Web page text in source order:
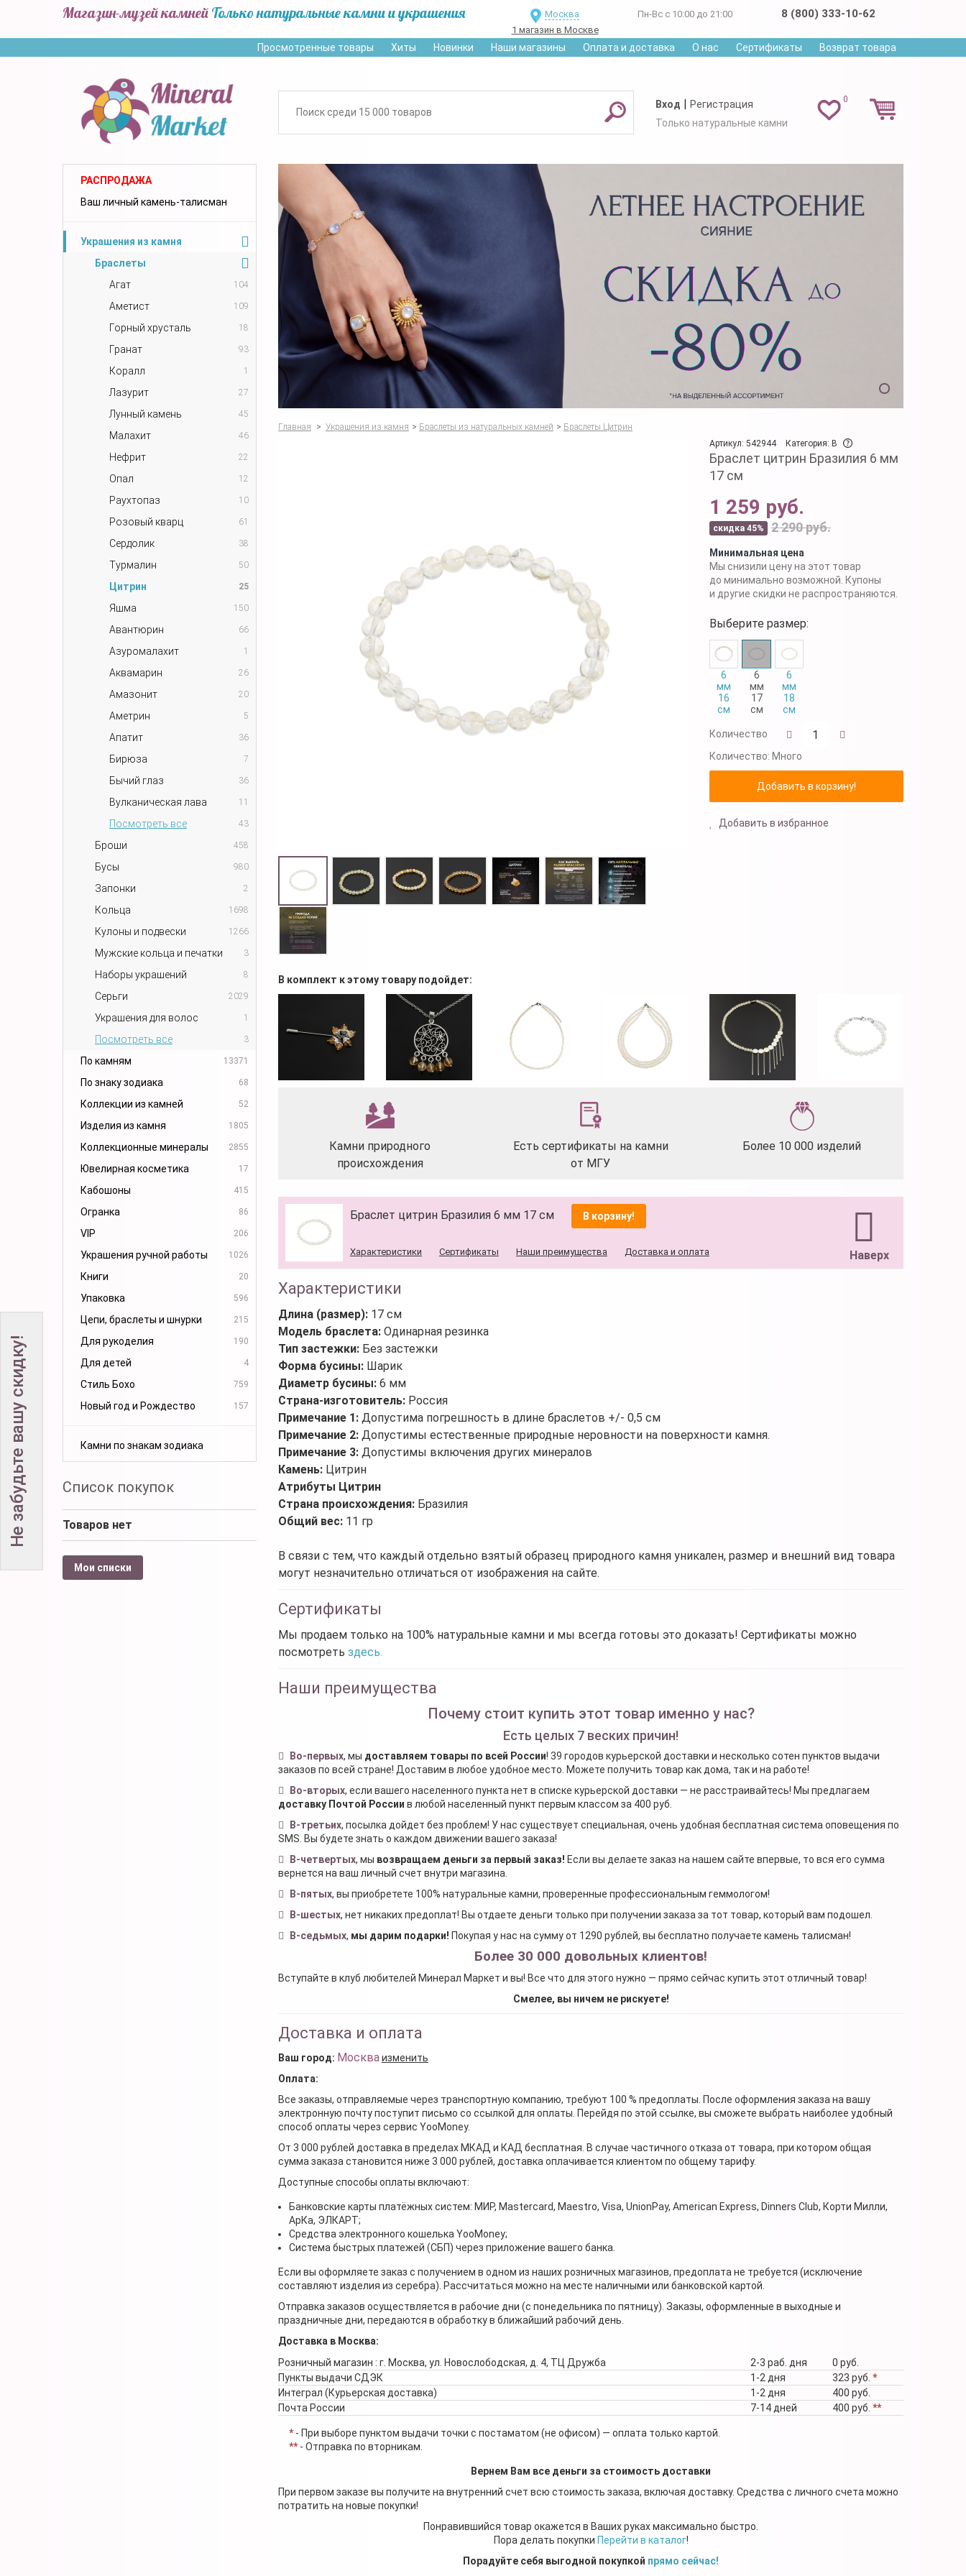
Магазин-музей камней Только натуральные камни и украшения
Москва
1 магазин в Москве
Пн-Вс с 10:00 до 21:00 8 (800) 333-10-62
Просмотренные товары Хиты Новинки Наши магазины Оплата и доставка О нас Сертификаты Возврат товара
0
Вход | Регистрация
Только натуральные камни
РАСПРОДАЖА
Ваш личный камень-талисман
Украшения из камня
Браслеты
Агат
104
Аметист 109
Горный хрусталь 18
Гранат 93
Коралл 1
Лазурит 27
Лунный камень 45
Малахит 46
Нефрит 22
Опал 12
Раухтопаз 10
Розовый кварц 61
Сердолик 38
Турмалин 50
Цитрин 25
Яшма 150
Авантюрин 66
Азуромалахит 1
Аквамарин 26
Амазонит 20
Аметрин 5
Апатит 36
Бирюза 7
Бычий глаз 36
Вулканическая лава 11
Посмотреть все 43
Броши 458
Бусы 980
Запонки 2
Кольца 1698
Кулоны и подвески 1266
Мужские кольца и печатки 3
Наборы украшений 8
Серьги 2029
Украшения для волос 1
Посмотреть все 3
По камням 13371
По знаку зодиака 68
Коллекции из камней 52
Изделия из камня 1805
Коллекционные минералы 2855
Ювелирная косметика 17
Кабошоны 415
Огранка 86
VIP 206
Украшения ручной работы 1026
Книги 20
Упаковка 596
Цепи, браслеты и шнурки 215
Для рукоделия 190
Для детей 4
Стиль Бохо 759
Новый год и Рождество 157
Камни по знакам зодиака
Список покупок
Товаров нет
Мои списки
Главная > Украшения из камня > Браслеты из натуральных камней > Браслеты Цитрин
Артикул: 542944
Категория: B
Браслет цитрин Бразилия 6 мм
17 см
1 259 руб.
скидка 45% 2 290 руб.
Минимальная цена
Мы снизили цену на этот товар
до минимально возможной. Купоны
и другие скидки не распространяются.
Выберите размер:
6
мм
16
см
6
мм
17
см
6
мм
18
см
Количество
Количество: Много
Добавить в избранное
В комплект к этому товару подойдет:
Камни природного
происхождения
Есть сертификаты на камни
от МГУ
Более 10 000 изделий
Браслет цитрин Бразилия 6 мм 17 см В корзину!
Наверх
Характеристики Сертификаты Наши преимущества Доставка и оплата
Характеристики
Длина (размер): 17 см
Модель браслета: Одинарная резинка
Тип застежки: Без застежки
Форма бусины: Шарик
Диаметр бусины: 6 мм
Страна-изготовитель: Россия
Примечание 1: Допустима погрешность в длине браслетов +/- 0,5 см
Примечание 2: Допустимы естественные природные неровности на поверхности камня.
Примечание 3: Допустимы включения других минералов
Камень: Цитрин
Атрибуты Цитрин
Страна происхождения: Бразилия
Общий вес: 11 гр
В связи с тем, что каждый отдельно взятый образец природного камня уникален, размер и внешний вид товара
могут незначительно отличаться от изображения на сайте.
Сертификаты
Мы продаем только на 100% натуральные камни и мы всегда готовы это доказать! Сертификаты можно
посмотреть здесь.
Наши преимущества
Почему стоит купить этот товар именно у нас?
Есть целых 7 веских причин!
Во-первых, мы доставляем товары по всей России! 39 городов курьерской доставки и несколько сотен пунктов выдачи
заказов по всей стране! Доставим в любое удобное место. Можете получить товар как дома, так и на работе!
Во-вторых, если вашего населенного пункта нет в списке курьерской доставки — не расстраивайтесь! Мы предлагаем
доставку Почтой России в любой населенный пункт первым классом за 400 руб.
В-третьих, посылка дойдет без проблем! У нас существует специальная, очень удобная бесплатная система оповещения по
SMS. Вы будете знать о каждом движении вашего заказа!
В-четвертых, мы возвращаем деньги за первый заказ! Если вы делаете заказ на нашем сайте впервые, то вся его сумма
вернется на ваш личный счет внутри магазина.
В-пятых, вы приобретете 100% натуральные камни, проверенные профессиональным геммологом!
В-шестых, нет никаких предоплат! Вы отдаете деньги только при получении заказа за тот товар, который вам подошел.
В-седьмых, мы дарим подарки! Покупая у нас на сумму от 1290 рублей, вы бесплатно получаете камень талисман!
Более 30 000 довольных клиентов!
Вступайте в клуб любителей Минерал Маркет и вы! Все что для этого нужно — прямо сейчас купить этот отличный товар!
Смелее, вы ничем не рискуете!
Доставка и оплата
Ваш город: Москваизменить
Оплата:
Все заказы, отправляемые через транспортную компанию, требуют 100 % предоплаты. После оформления заказа на вашу
электронную почту поступит письмо со ссылкой для оплаты. Перейдя по этой ссылке, вы сможете выбрать наиболее удобный
способ оплаты через сервис YooMoney.
От 3 000 рублей доставка в пределах МКАД и КАД бесплатная. В случае частичного отказа от товара, при котором общая
сумма заказа становится ниже 3 000 рублей, доставка оплачивается клиентом по общему тарифу.
Доступные способы оплаты включают:
Банковские карты платёжных систем: МИР, Mastercard, Maestro, Visa, UnionPay, American Express, Dinners Club, Корти Милли,
АрКа, ЭЛКАРТ;
Средства электронного кошелька YooMoney;
Система быстрых платежей (СБП) через приложение вашего банка.
Если вы оформляете заказ с получением в одном из наших розничных магазинов, предоплата не требуется (исключение
составляют изделия из серебра). Рассчитаться можно на месте наличными или банковской картой.
Отправка заказов осуществляется в рабочие дни (с понедельника по пятницу). Заказы, оформленные в выходные и
праздничные дни, передаются в обработку в ближайший рабочий день.
Доставка в Москва:
Розничный магазин : г. Москва, ул. Новослободская, д. 4, ТЦ Дружба
2-3 раб. дня
0 руб.
Пункты выдачи СДЭК
1-2 дня 323 руб. *
Интеграл (Курьерская доставка)
1-2 дня
400 руб.
Почта России
7-14 дней 400 руб. **
*- При выборе пунктом выдачи точки с постаматом (не офисом) — оплата только картой.
**- Отправка по вторникам.
Вернем Вам все деньги за стоимость доставки
При первом заказе вы получите на внутренний счет всю стоимость заказа, включая доставку. Средства с личного счета можно
потратить на новые покупки!
Понравившийся товар окажется в Ваших руках максимально быстро.
Пора делать покупки Перейти в каталог!
Порадуйте себя выгодной покупкой прямо сейчас!
Не забудьте вашу скидку!